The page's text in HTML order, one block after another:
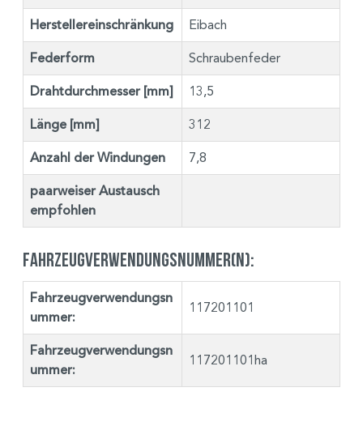
Herstellereinschränkung Eibach
Federform Schraubenfeder
Drahtdurchmesser [mm] 13,5
Länge [mm] 312
Anzahl der Windungen 7,8
paarweiser Austausch
empfohlen
Fahrzeugverwendungsnummer(n):
Fahrzeugverwendungsn
ummer:
117201101
Fahrzeugverwendungsn
ummer:
117201101ha